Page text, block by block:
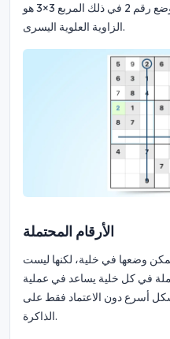
السفلي، فإن المكان الوحيد لوضع رقم 2 في ذلك المربع 3×3 هو
الزاوية العلوية اليسرى.
الأرقام المحتملة
يمكن وضعها في خلية، لكنها ليست
في كل خلية يساعد في عملية
أسرع دون الاعتماد فقط على
الذاكرة.